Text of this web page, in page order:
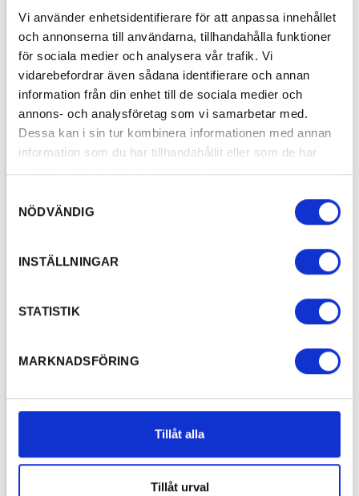
Vi använder enhetsidentifierare för att anpassa innehållet
och annonserna till användarna, tillhandahålla funktioner
för sociala medier och analysera vår trafik. Vi
vidarebefordrar även sådana identifierare och annan
information från din enhet till de sociala medier och
annons- och analysföretag som vi samarbetar med.
Dessa kan i sin tur kombinera informationen med annan
information som du har tillhandahållit eller som de har
samlat in när du har använt deras tjänster.
NÖDVÄNDIG
INSTÄLLNINGAR
STATISTIK
MARKNADSFÖRING
Tillåt alla
Tillåt urval